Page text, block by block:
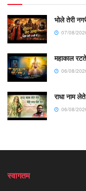
भोले तेरी
07/08/
महाकाल
06/08/
राधा नाम
06/08/
स्वागतम